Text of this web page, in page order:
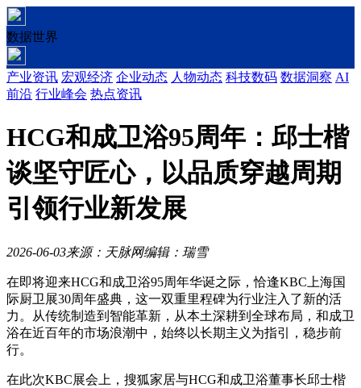
数据世界
产业资讯 宏观经济 企业动态 人物动态 科技数码 数据洞察 AI
前沿 行业峰会 热点资讯
HCG和成卫浴95周年：邱士楷
谈坚守匠心，以品质穿越周期
引领行业新发展
2026-06-03来源：天脉网编辑：瑞雪
在即将迎来HCG和成卫浴95周年华诞之际，恰逢KBC上海国
际厨卫展30周年盛典，这一双重里程碑为行业注入了新的活
力。从传统制造到智能革新，从本土深耕到全球布局，和成卫
浴在近百年的市场浪潮中，始终以长期主义为指引，稳步前
行。
在此次KBC展会上，搜狐家居与HCG和成卫浴董事长邱士楷